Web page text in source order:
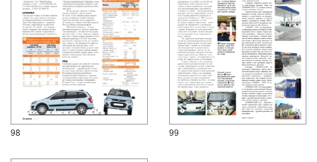
98 99